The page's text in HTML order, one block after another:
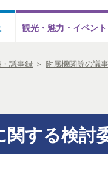
観光・魅力・ イベント
議事録 ＞ 附属機関等の議
関する検討